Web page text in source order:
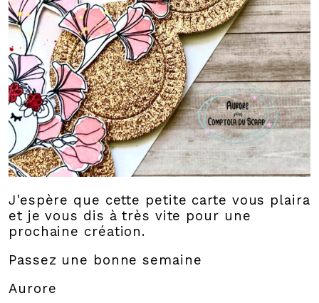
J'espère que cette petite carte vous plaira
et je vous dis à très vite pour une
prochaine création.
Passez une bonne semaine
Aurore